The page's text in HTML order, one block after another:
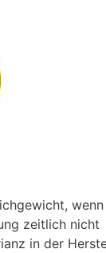
zeitlich nicht
in der